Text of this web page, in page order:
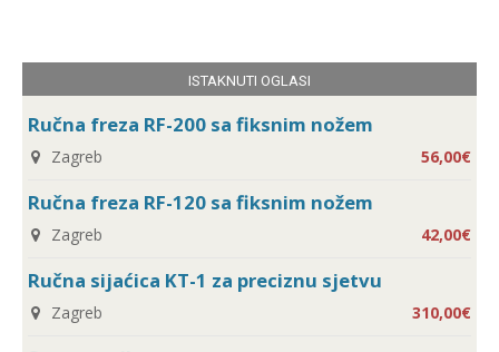
ISTAKNUTI OGLASI
Ručna freza RF-200 sa fiksnim nožem
Zagreb 56,00€
Ručna freza RF-120 sa fiksnim nožem
Zagreb 42,00€
Ručna sijaćica KT-1 za preciznu sjetvu
Zagreb 310,00€